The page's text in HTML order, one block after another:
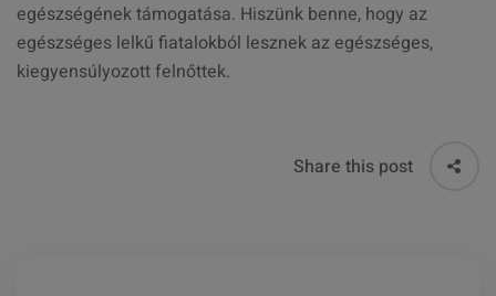
egészségének támogatása. Hiszünk benne, hogy az
egészséges lelkű fiatalokból lesznek az egészséges,
kiegyensúlyozott felnőttek.
Share this post